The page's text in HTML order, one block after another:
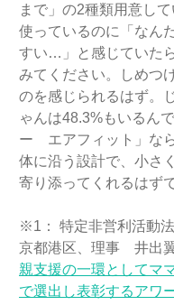
まで」の2種類用意し
使っているのに「なん
すい…」と感じていた
みてください。しめつ
のを感じられるはず。
ゃんは48.3%もいるん
ー エアフィット」な
体に沿う設計で、小さ
寄り添ってくれるはずで
※1： 特定非営利活動
京都港区、理事 井出翼
親支援の一環としてマ
で選出し表彰するアワ